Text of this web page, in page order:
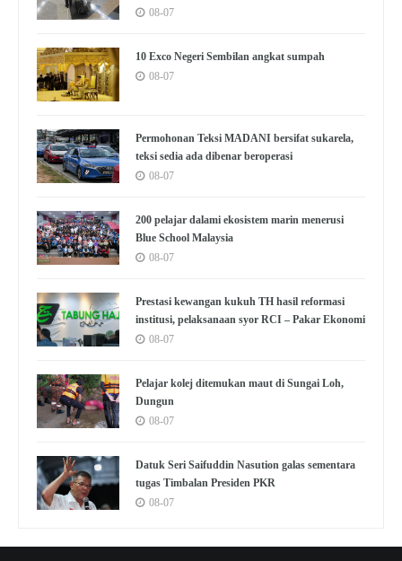
08-07
10 Exco Negeri Sembilan angkat sumpah
08-07
Permohonan Teksi MADANI bersifat sukarela,
teksi sedia ada dibenar beroperasi
08-07
200 pelajar dalami ekosistem marin menerusi
Blue School Malaysia
08-07
Prestasi kewangan kukuh TH hasil reformasi
institusi, pelaksanaan syor RCI – Pakar Ekonomi
08-07
Pelajar kolej ditemukan maut di Sungai Loh,
Dungun
08-07
Datuk Seri Saifuddin Nasution galas sementara
tugas Timbalan Presiden PKR
08-07